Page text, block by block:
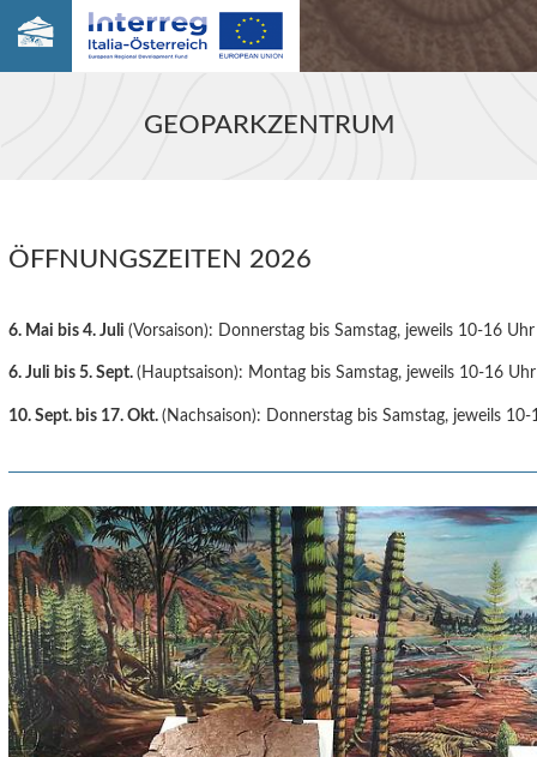
GEOPARKZENTRUM
ÖFFNUNGSZEITEN 2026
6. Mai bis 4. Juli(Vorsaison): Donnerstag bis Samstag, jeweils 10-16 Uhr
6. Juli bis 5. Sept.(Hauptsaison): Montag bis Samstag, jeweils 10-16 Uhr
10. Sept. bis 17. Okt. (Nachsaison): Donnerstag bis Samstag, jeweils